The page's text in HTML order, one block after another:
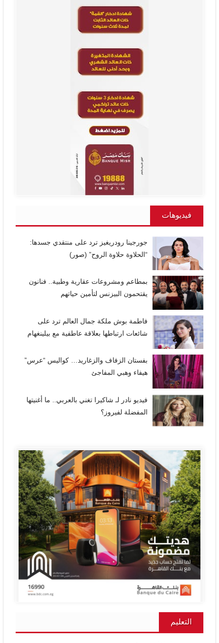
فيديوهات
جورجينا رودريغيز ترد على منتقدي جسدها:
“الحلاوة حلاوة الروح” (صور)
بمطاعم ومشروعات عقارية وطبية.. فنانون
يقتحمون البيزنس لتأمين حياتهم
فاطمة بوش ملكة جمال العالم ترد على
شائعات ارتباطها بعلاقة عاطفية مع بيلينغهام
بفستان الزفاف والزغاريد… كواليس “عرس”
هيفاء وهبي المفاجئ
فيديو نادر لـ شاكيرا تغني بالعربي.. ما أغنيتها
المفضلة لفيروز؟
التعليم